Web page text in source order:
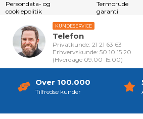
Persondata- og
cookiepolitik
Termorude
garanti
KUNDESERVICE
Telefon
Privatkunde: 21 21 63 63
Erhvervskunde: 50 10 15 20
(Hverdage 09.00-15.00)
Over 100.000
Tilfredse kunder